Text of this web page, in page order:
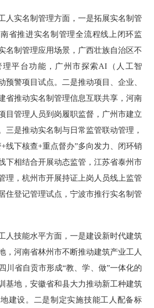
人实名制管理方面，一是拓展实名制管
省推进实名制管理全流程线上闭环监
名制管理应用场景，广西壮族自治区不
理平台功能，广州市探索AI（人工智
预警项目试点。二是推动项目、企业、
省推动实名制管理信息互联共享，河南
目管理人员到岗履职监督，广州市建立
三是推动实名制与日常监管联动管理，
线下核查+重点督办”多向发力、闭环销
下相结合开展动态监管，江苏省泰州市
理，杭州市开展持证上岗人员线上监管
住登记管理试点，宁波市推行实名制管
人技能水平方面，一是建设新时代建筑
，河南省林州市不断推动建筑产业工人
川省自贡市形成“教、学、做”一体化的
基地，安徽省和县大力推动新工种建筑
建设。二是制定实施技能工人配备标